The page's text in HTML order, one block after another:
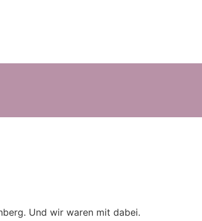
Und wir waren mit dabei.